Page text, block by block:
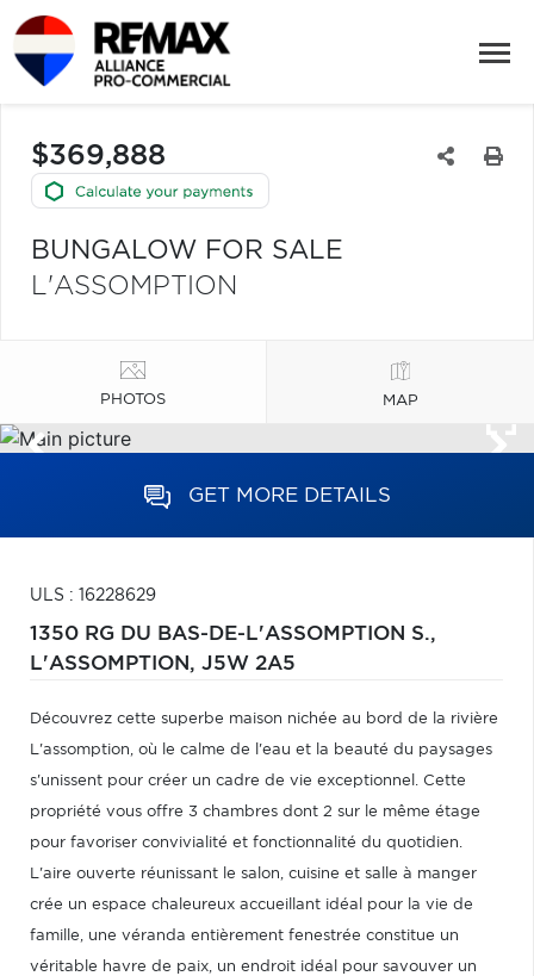
$369,888
BUNGALOW FOR SALE
L'ASSOMPTION
PHOTOS MAP
GET MORE DETAILS
ULS : 16228629
1350 RG DU BAS-DE-L'ASSOMPTION S.,
L'ASSOMPTION, J5W 2A5
Découvrez cette superbe maison nichée au bord de la rivière
L'assomption, où le calme de l'eau et la beauté du paysages
s'unissent pour créer un cadre de vie exceptionnel. Cette
propriété vous offre 3 chambres dont 2 sur le même étage
pour favoriser convivialité et fonctionnalité du quotidien.
L'aire ouverte réunissant le salon, cuisine et salle à manger
crée un espace chaleureux accueillant idéal pour la vie de
famille, une véranda entièrement fenestrée constitue un
véritable havre de paix, un endroit idéal pour savouver un